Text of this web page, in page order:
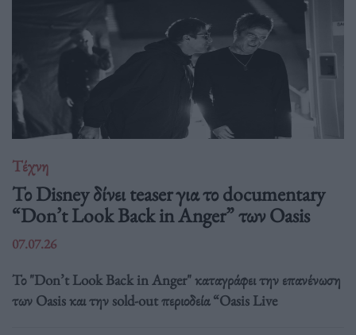
Τέχνη
Το Disney δίνει teaser για το documentary
“Don’t Look Back in Anger” των Oasis
07.07.26
Το "Don’t Look Back in Anger" καταγράφει την επανένωση
των Oasis και την sold-out περιοδεία “Oasis Live